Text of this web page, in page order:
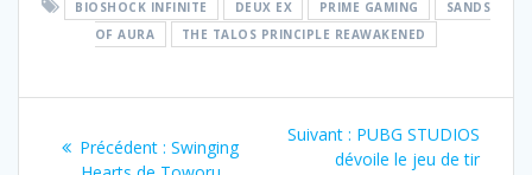
BIOSHOCK INFINITE DEUX EX PRIME GAMING
SANDS
OF AURA
THE TALOS PRINCIPLE REAWAKENED
Précédent : Article
précédent
Swinging
Suivant : Article
suivant
PUBG STUDIOS
dévoile le jeu de tir